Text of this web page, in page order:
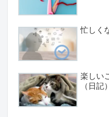
忙しく
楽しい
（日記）